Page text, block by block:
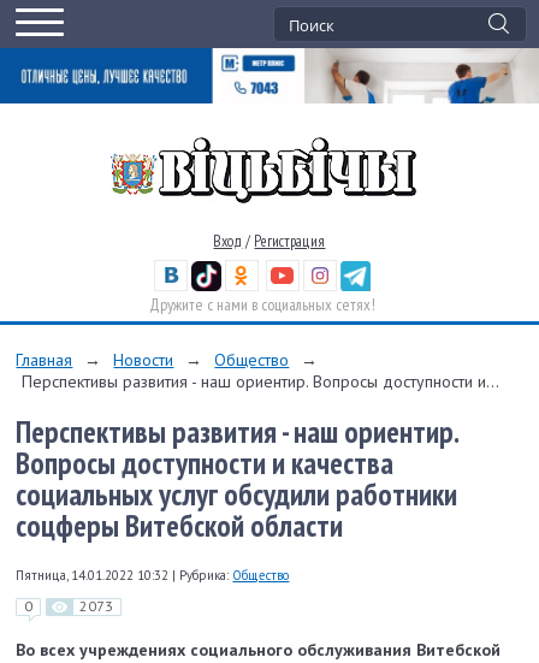
Вход / Регистрация
Дружите с нами в социальных сетях!
Главная → Новости → Общество
→
Перспективы развития - наш ориентир. Вопросы доступности и...
Перспективы развития - наш ориентир.
Вопросы доступности и качества
социальных услуг обсудили работники
соцферы Витебской области
Пятница, 14.01.2022 10:32 | Рубрика: Общество
0 2073
Во всех учреждениях социального обслуживания Витебской